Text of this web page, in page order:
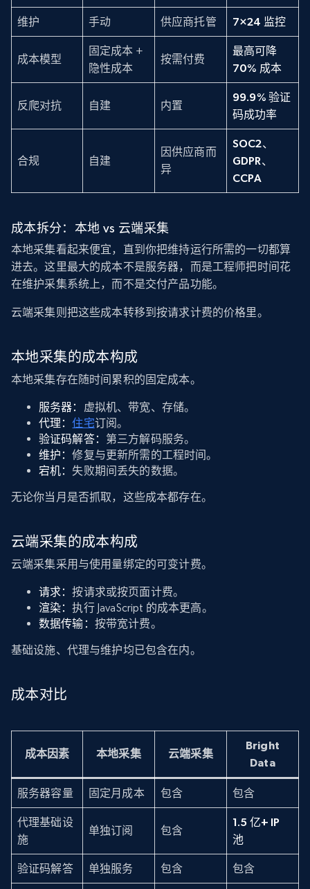
维护 手动 供应商托管 7×24 监控
成本模型
固定成本 +
隐性成本
按需付费
最高可降
70% 成本
反爬对抗 自建 内置
99.9% 验证
码成功率
合规 自建
因供应商而
异
SOC2、
GDPR、
CCPA
成本拆分：本地 vs 云端采集
本地采集看起来便宜，直到你把维持运行所需的一切都算
进去。这里最大的成本不是服务器，而是工程师把时间花
在维护采集系统上，而不是交付产品功能。
云端采集则把这些成本转移到按请求计费的价格里。
本地采集的成本构成
本地采集存在随时间累积的固定成本。
服务器： 虚拟机、带宽、存储。
代理：住宅订阅。
验证码解答： 第三方解码服务。
维护：修复与更新所需的工程时间。
宕机：失败期间丢失的数据。
无论你当月是否抓取，这些成本都存在。
云端采集的成本构成
云端采集采用与使用量绑定的可变计费。
请求：按请求或按页面计费。
渲染：执行 JavaScript 的成本更高。
数据传输： 按带宽计费。
基础设施、代理与维护均已包含在内。
成本对比
成本因素 本地采集 云端采集
Bright
Data
服务器容量 固定月成本 包含 包含
代理基础设
施
单独订阅 包含
1.5 亿+ IP
池
验证码解答 单独服务 包含 包含